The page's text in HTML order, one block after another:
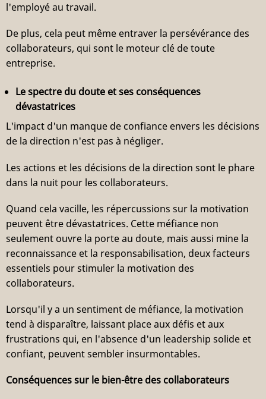
l'employé au travail.
De plus, cela peut même entraver la persévérance des
collaborateurs, qui sont le moteur clé de toute
entreprise.
Le spectre du doute et ses conséquences
dévastatrices
L'impact d'un manque de confiance envers les décisions
de la direction n'est pas à négliger.
Les actions et les décisions de la direction sont le phare
dans la nuit pour les collaborateurs.
Quand cela vacille, les répercussions sur la motivation
peuvent être dévastatrices. Cette méfiance non
seulement ouvre la porte au doute, mais aussi mine la
reconnaissance et la responsabilisation, deux facteurs
essentiels pour stimuler la motivation des
collaborateurs.
Lorsqu'il y a un sentiment de méfiance, la motivation
tend à disparaître, laissant place aux défis et aux
frustrations qui, en l'absence d'un leadership solide et
confiant, peuvent sembler insurmontables.
Conséquences sur le bien-être des collaborateurs